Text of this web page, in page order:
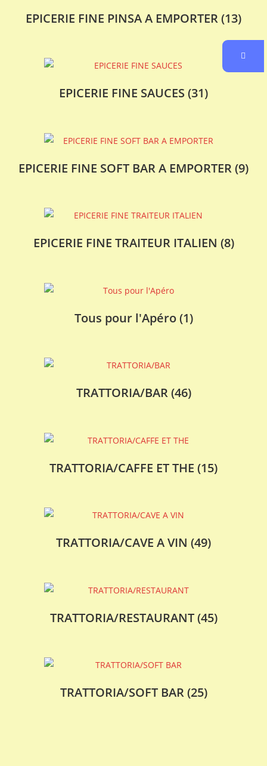
EPICERIE FINE PINSA A EMPORTER(13)
EPICERIE FINE SAUCES (31)
EPICERIE FINE SOFT BAR A EMPORTER(9)
EPICERIE FINE TRAITEUR ITALIEN (8)
Tous pour l'Apéro(1)
TRATTORIA/BAR(46)
TRATTORIA/CAFFE ET THE (15)
TRATTORIA/CAVE A VIN (49)
TRATTORIA/RESTAURANT(45)
TRATTORIA/SOFT BAR(25)